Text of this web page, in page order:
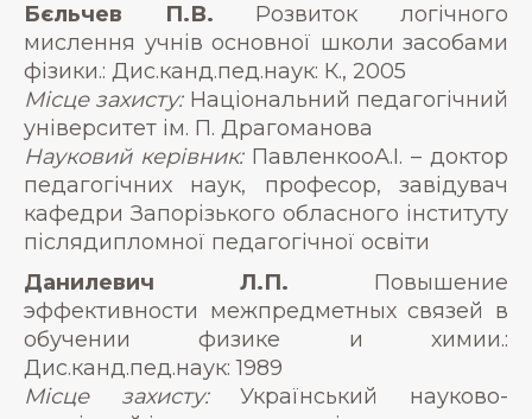
Бєльчев П.В. Розвиток логічного
мислення учнів основної школи засобами
фізики.: Дис.канд.пед.наук: К., 2005
Місце захисту:Національний педагогічний
університет ім. П. Драгоманова
Науковий керівник:ПавленкоoА.І. – доктор
педагогічних наук, професор, завідувач
кафедри Запорізького обласного інституту
післядипломної педагогічної освіти
Данилевич Л.П. Повышение
эффективности межпредметных связей в
обучении физике и химии.:
Дис.канд.пед.наук: 1989
Місце захисту:Український науково-